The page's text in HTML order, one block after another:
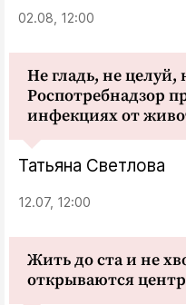
02.08, 12:00
Не гладь, не целуй,
Роспотребнадзор
инфекциях от
Татьяна Светлова
12.07, 12:00
Жить до ста и не
открываются